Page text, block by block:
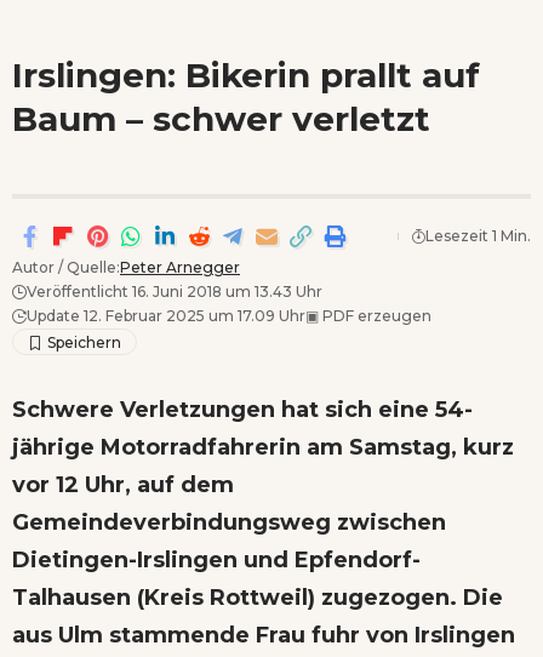
Irslingen: Bikerin prallt auf
Baum – schwer verletzt
Autor / Quelle:Peter Arnegger
Veröffentlicht 16. Juni 2018 um 13.43 Uhr
Update 12. Februar 2025 um 17.09 Uhr▣ PDF erzeugen
Lesezeit 1 Min.
Schwere Verletzungen hat sich eine 54-
jährige Motorradfahrerin am Samstag, kurz
vor 12 Uhr, auf dem
Gemeindeverbindungsweg zwischen
Dietingen-Irslingen und Epfendorf-
Talhausen (Kreis Rottweil) zugezogen. Die
aus Ulm stammende Frau fuhr von Irslingen